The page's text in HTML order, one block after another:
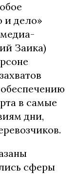
и дело»
Заика)
в самые
дни,
сферы